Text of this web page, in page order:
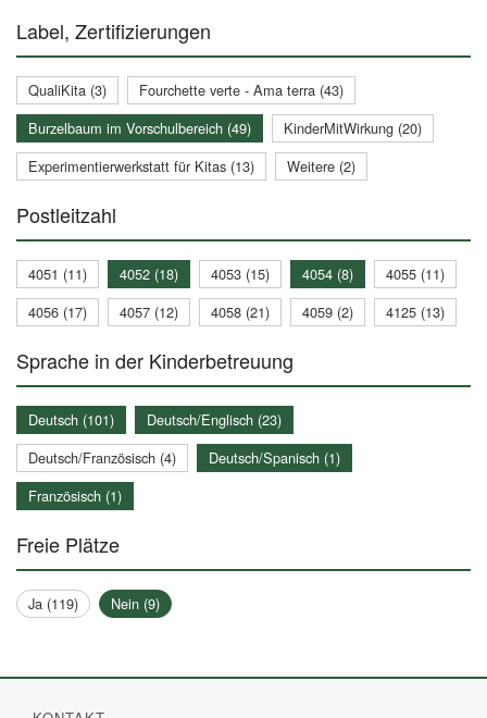
Label, Zertifizierungen
QualiKita (3)
Fourchette verte - Ama terra (43)
Burzelbaum im Vorschulbereich (49)
KinderMitWirkung (20)
Experimentierwerkstatt für Kitas (13)
Weitere (2)
Postleitzahl
4051 (11) 4052 (18) 4053 (15) 4054 (8)
4055 (11)
4056 (17)
4057 (12) 4058 (21) 4059 (2) 4125 (13)
Sprache in der Kinderbetreuung
Deutsch (101)
Deutsch/Englisch (23)
Deutsch/Französisch (4)
Deutsch/Spanisch (1)
Französisch (1)
Freie Plätze
Ja (119) Nein (9)